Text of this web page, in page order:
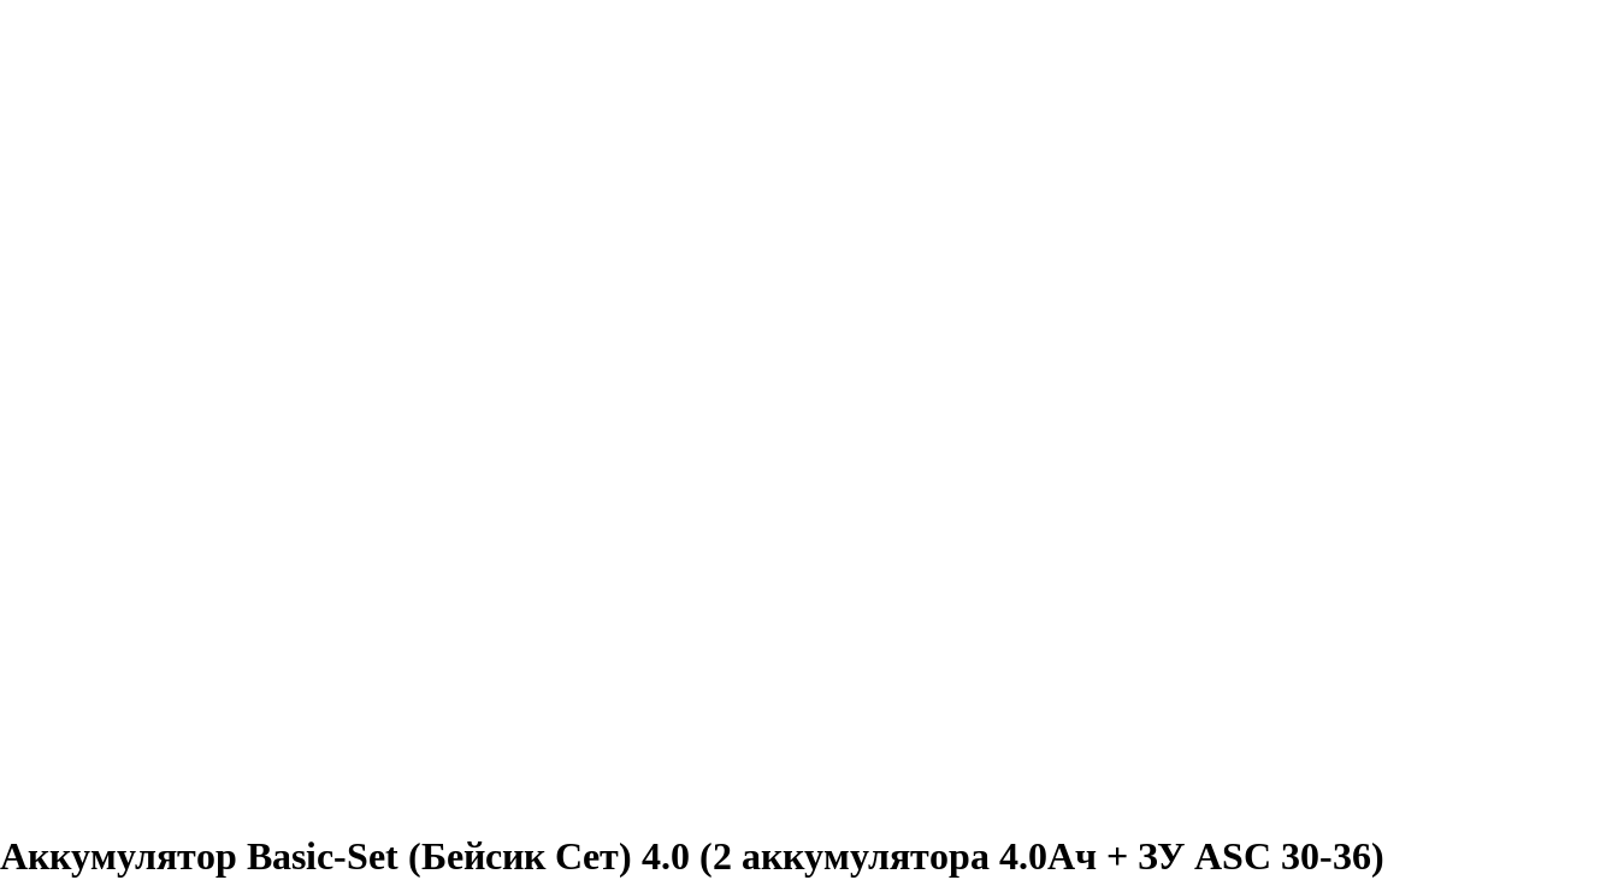
Аккумулятор Basic-Set (Бейсик Сет) 4.0 (2 аккумулятора 4.0Ач + ЗУ ASC 30-36)